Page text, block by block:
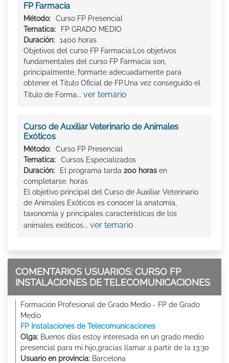
FP Farmacia
Método:
Curso FP Presencial
Tematica:
FP GRADO MEDIO
Duración:
1400 horas
Objetivos del curso FP Farmacia:Los objetivos
fundamentales del curso FP Farmacia son,
principalmente, formarte adecuadamente para
obtener el Titulo Oficial de FP.Una vez conseguido el
Título de Forma... ver temario
Curso de Auxiliar Veterinario de Animales
Exóticos
Método:
Curso FP Presencial
Tematica:
Cursos Especializados
Duración:
El programa tarda 200 horas en
completarse. horas
El objetivo principal del Curso de Auxiliar Veterinario
de Animales Exóticos es conocer la anatomía,
taxonomía y principales características de los
animales exóticos... ver temario
COMENTARIOS USUARIOS: CURSO FP
INSTALACIONES DE TELECOMUNICACIONES
Formación Profesional de Grado Medio - FP de Grado
Medio
FP Instalaciones de Telecomunicaciones
Olga: Buenos días estoy interesada en un grado medio
presencial para mi hijo,gracias llamar a partir de la 13:30
Usuario en provincia: Barcelona